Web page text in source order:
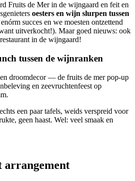
Fruits de Mer in de wijngaard en feit en
oesters en wijn slurpen tussen
succes en we moesten ontzettend
uitverkocht!). Maar goed nieuws: ook
in de wijngaard!
tussen de wijnranken
droomdecor — de fruits de mer pop-up
en zeevruchtenfeest op
een paar tafels, weids verspreid voor
geen haast. Wel: veel smaak en
arrangement